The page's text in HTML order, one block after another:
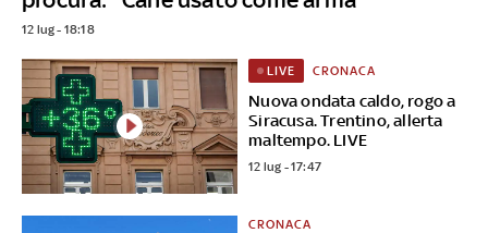
12 lug - 18:18
Nuova ondata caldo, rogo a
Siracusa. Trentino, allerta
maltempo. LIVE
LIVE CRONACA
12 lug - 17:47
CRONACA